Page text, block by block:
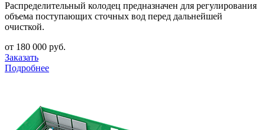
Распределительный колодец предназначен для регулирования
объема поступающих сточных вод перед дальнейшей
очисткой.
от 180 000 руб.
Заказать
Подробнее